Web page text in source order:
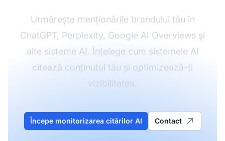
Urmărește menționările brandului tău în
ChatGPT, Perplexity, Google AI Overviews și
alte sisteme AI. Înțelege cum sistemele AI
citează conținutul tău și optimizează-ți
vizibilitatea.
Începe monitorizarea citărilor AI Contact